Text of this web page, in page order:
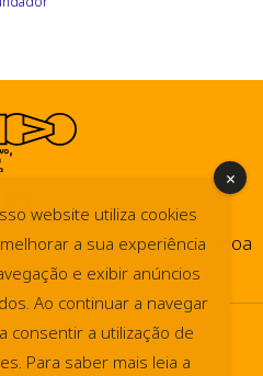
do Lumiar, 44 1600-546 Lisboa
2026
website utiliza cookies
a sua experiência
e exibir anúncios
Ao continuar a navegar
consentir a utilização de
Para saber mais leia a